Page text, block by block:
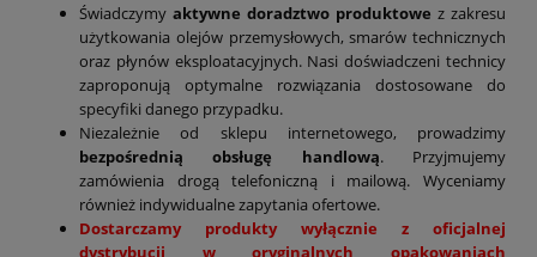
Świadczymy aktywne doradztwo produktowe z zakresu
użytkowania olejów przemysłowych, smarów technicznych
oraz płynów eksploatacyjnych. Nasi doświadczeni technicy
zaproponują optymalne rozwiązania dostosowane do
specyfiki danego przypadku.
Niezależnie od sklepu internetowego, prowadzimy
bezpośrednią obsługę handlową. Przyjmujemy
zamówienia drogą telefoniczną i mailową. Wyceniamy
również indywidualne zapytania ofertowe.
Dostarczamy produkty wyłącznie z oficjalnej
dystrybucji w oryginalnych opakowaniach